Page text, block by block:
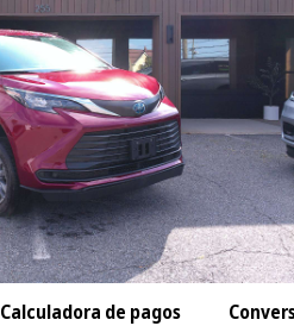
Calculadora de pagos